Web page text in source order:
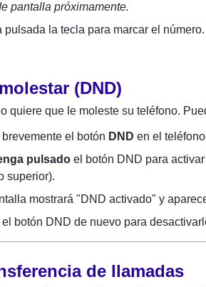
pantalla próximamente.
pulsada la tecla para marcar el número.
(DND)
quiere que le moleste su teléfono.
brevemente el botón DND en el
pulsado el botón DND para
superior).
mostrará "DND activado" y
el botón DND de nuevo para
de llamadas